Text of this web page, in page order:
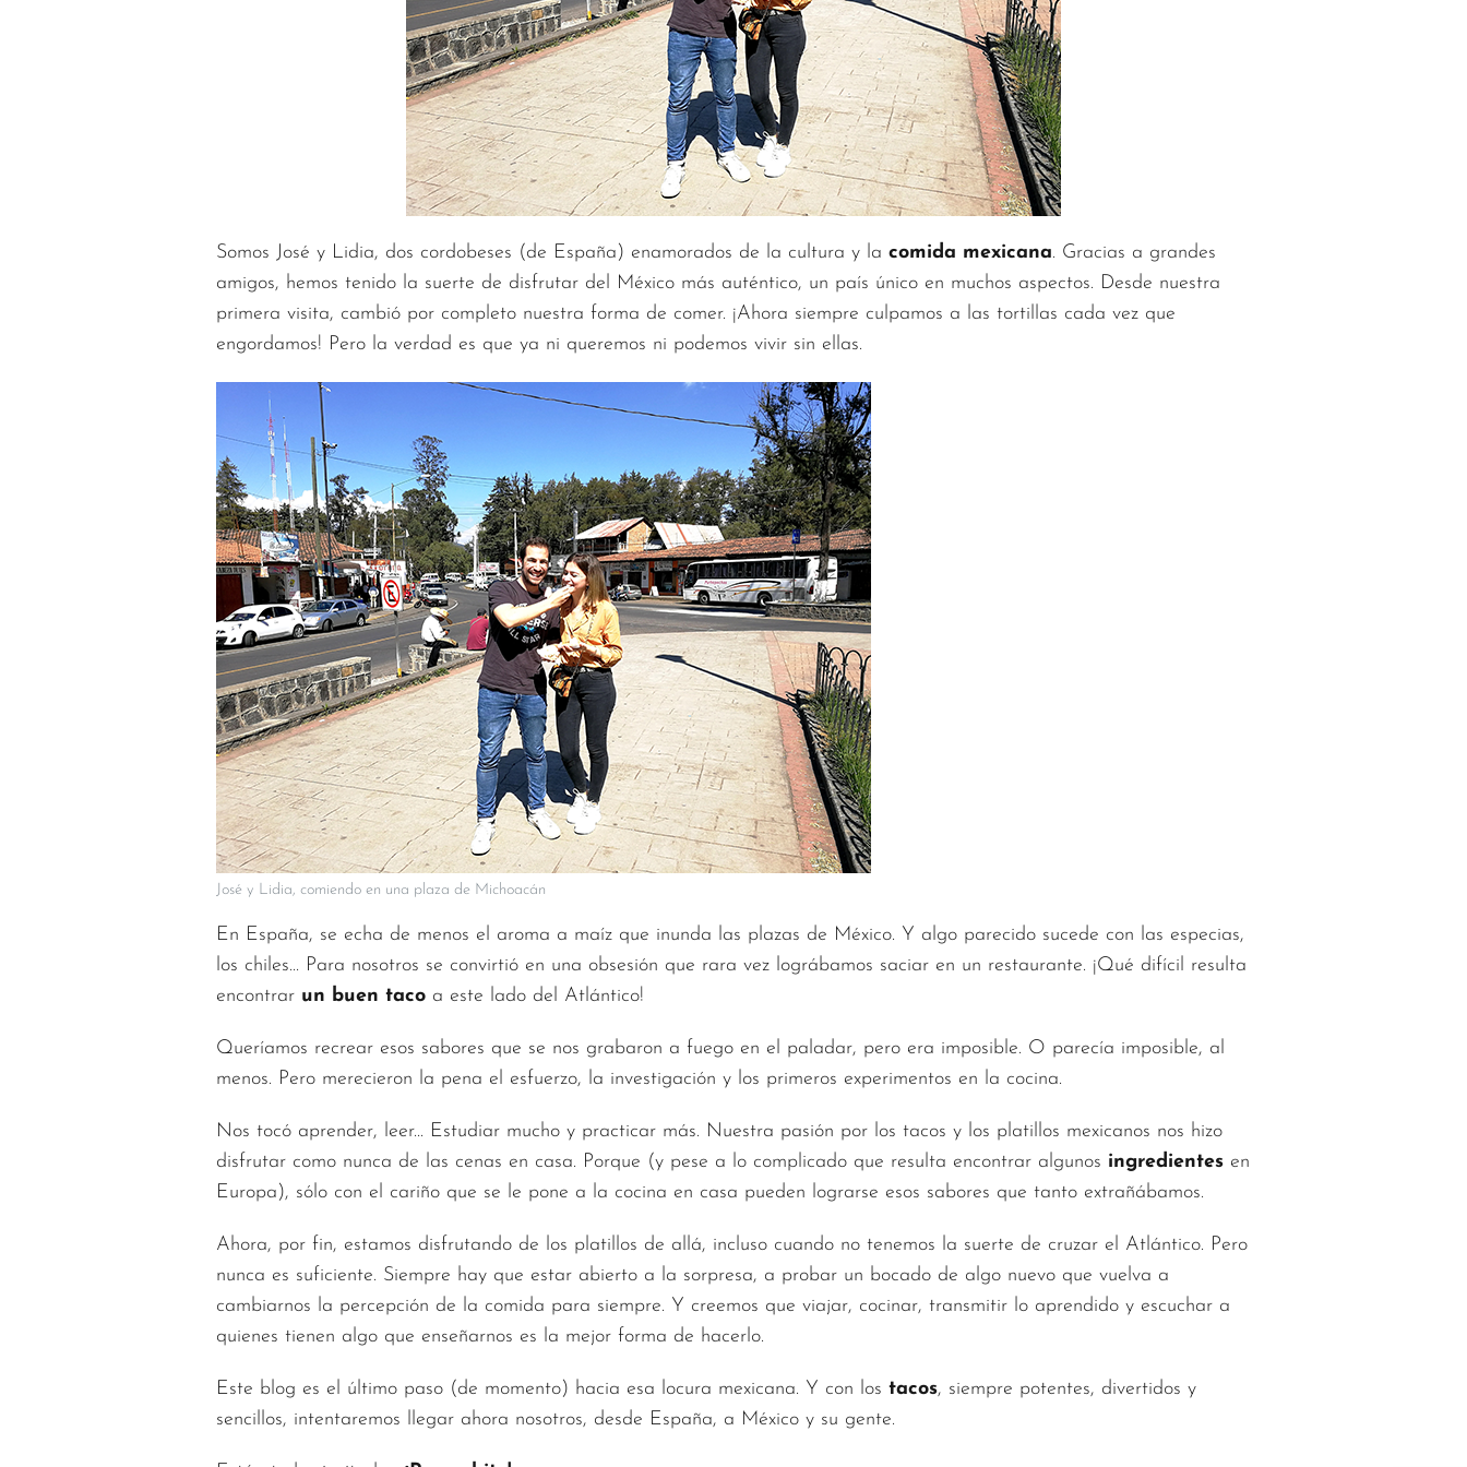
Somos José y Lidia, dos cordobeses (de España) enamorados de la cultura y la comida mexicana. Gracias a grandes
amigos, hemos tenido la suerte de disfrutar del México más auténtico, un país único en muchos aspectos. Desde nuestra
primera visita, cambió por completo nuestra forma de comer. ¡Ahora siempre culpamos a las tortillas cada vez que
engordamos! Pero la verdad es que ya ni queremos ni podemos vivir sin ellas.
José y Lidia, comiendo en una plaza de Michoacán
En España, se echa de menos el aroma a maíz que inunda las plazas de México. Y algo parecido sucede con las especias,
los chiles... Para nosotros se convirtió en una obsesión que rara vez lográbamos saciar en un restaurante. ¡Qué difícil resulta
encontrar un buen taco a este lado del Atlántico!
Queríamos recrear esos sabores que se nos grabaron a fuego en el paladar, pero era imposible. O parecía imposible, al
menos. Pero merecieron la pena el esfuerzo, la investigación y los primeros experimentos en la cocina.
Nos tocó aprender, leer... Estudiar mucho y practicar más. Nuestra pasión por los tacos y los platillos mexicanos nos hizo
disfrutar como nunca de las cenas en casa. Porque (y pese a lo complicado que resulta encontrar algunos ingredientes en
Europa), sólo con el cariño que se le pone a la cocina en casa pueden lograrse esos sabores que tanto extrañábamos.
Ahora, por fin, estamos disfrutando de los platillos de allá, incluso cuando no tenemos la suerte de cruzar el Atlántico. Pero
nunca es suficiente. Siempre hay que estar abierto a la sorpresa, a probar un bocado de algo nuevo que vuelva a
cambiarnos la percepción de la comida para siempre. Y creemos que viajar, cocinar, transmitir lo aprendido y escuchar a
quienes tienen algo que enseñarnos es la mejor forma de hacerlo.
Este blog es el último paso (de momento) hacia esa locura mexicana. Y con los tacos, siempre potentes, divertidos y
sencillos, intentaremos llegar ahora nosotros, desde España, a México y su gente.